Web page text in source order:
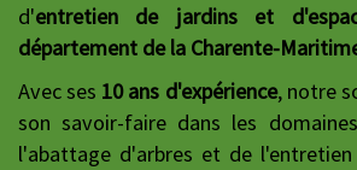
d'entretien de jardins et
département de la Charente-
Avec ses 10 ans d'expérience, notre
son savoir-faire dans les
l'abattage d'arbres et de